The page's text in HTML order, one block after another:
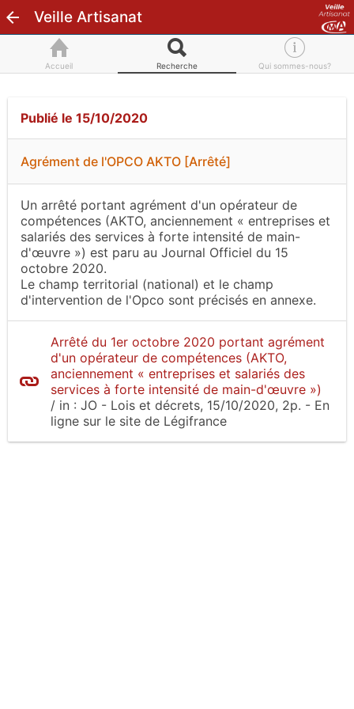
Veille Artisanat
Accueil Recherche Qui sommes-nous?
Publié le 15/10/2020
Agrément de l'OPCO AKTO [Arrêté]
Un arrêté portant agrément d'un opérateur de
compétences (AKTO, anciennement « entreprises et
salariés des services à forte intensité de main-
d'œuvre ») est paru au Journal Officiel du 15
octobre 2020.
Le champ territorial (national) et le champ
d'intervention de l'Opco sont précisés en annexe.
Arrêté du 1er octobre 2020 portant agrément
d'un opérateur de compétences (AKTO,
anciennement « entreprises et salariés des
services à forte intensité de main-d'œuvre »)
/ in : JO - Lois et décrets, 15/10/2020, 2p. - En
ligne sur le site de Légifrance